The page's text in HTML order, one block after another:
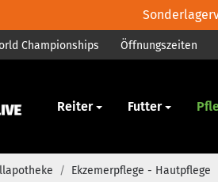
Championships Öffnungszeiten
Reiter Futter
/ Ekzemerpflege - Hautpflege